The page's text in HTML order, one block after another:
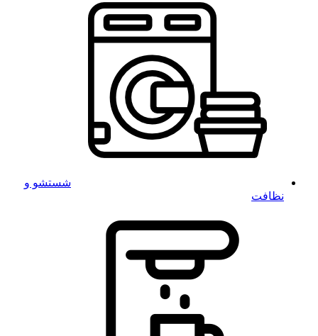
شستشو و
نظافت